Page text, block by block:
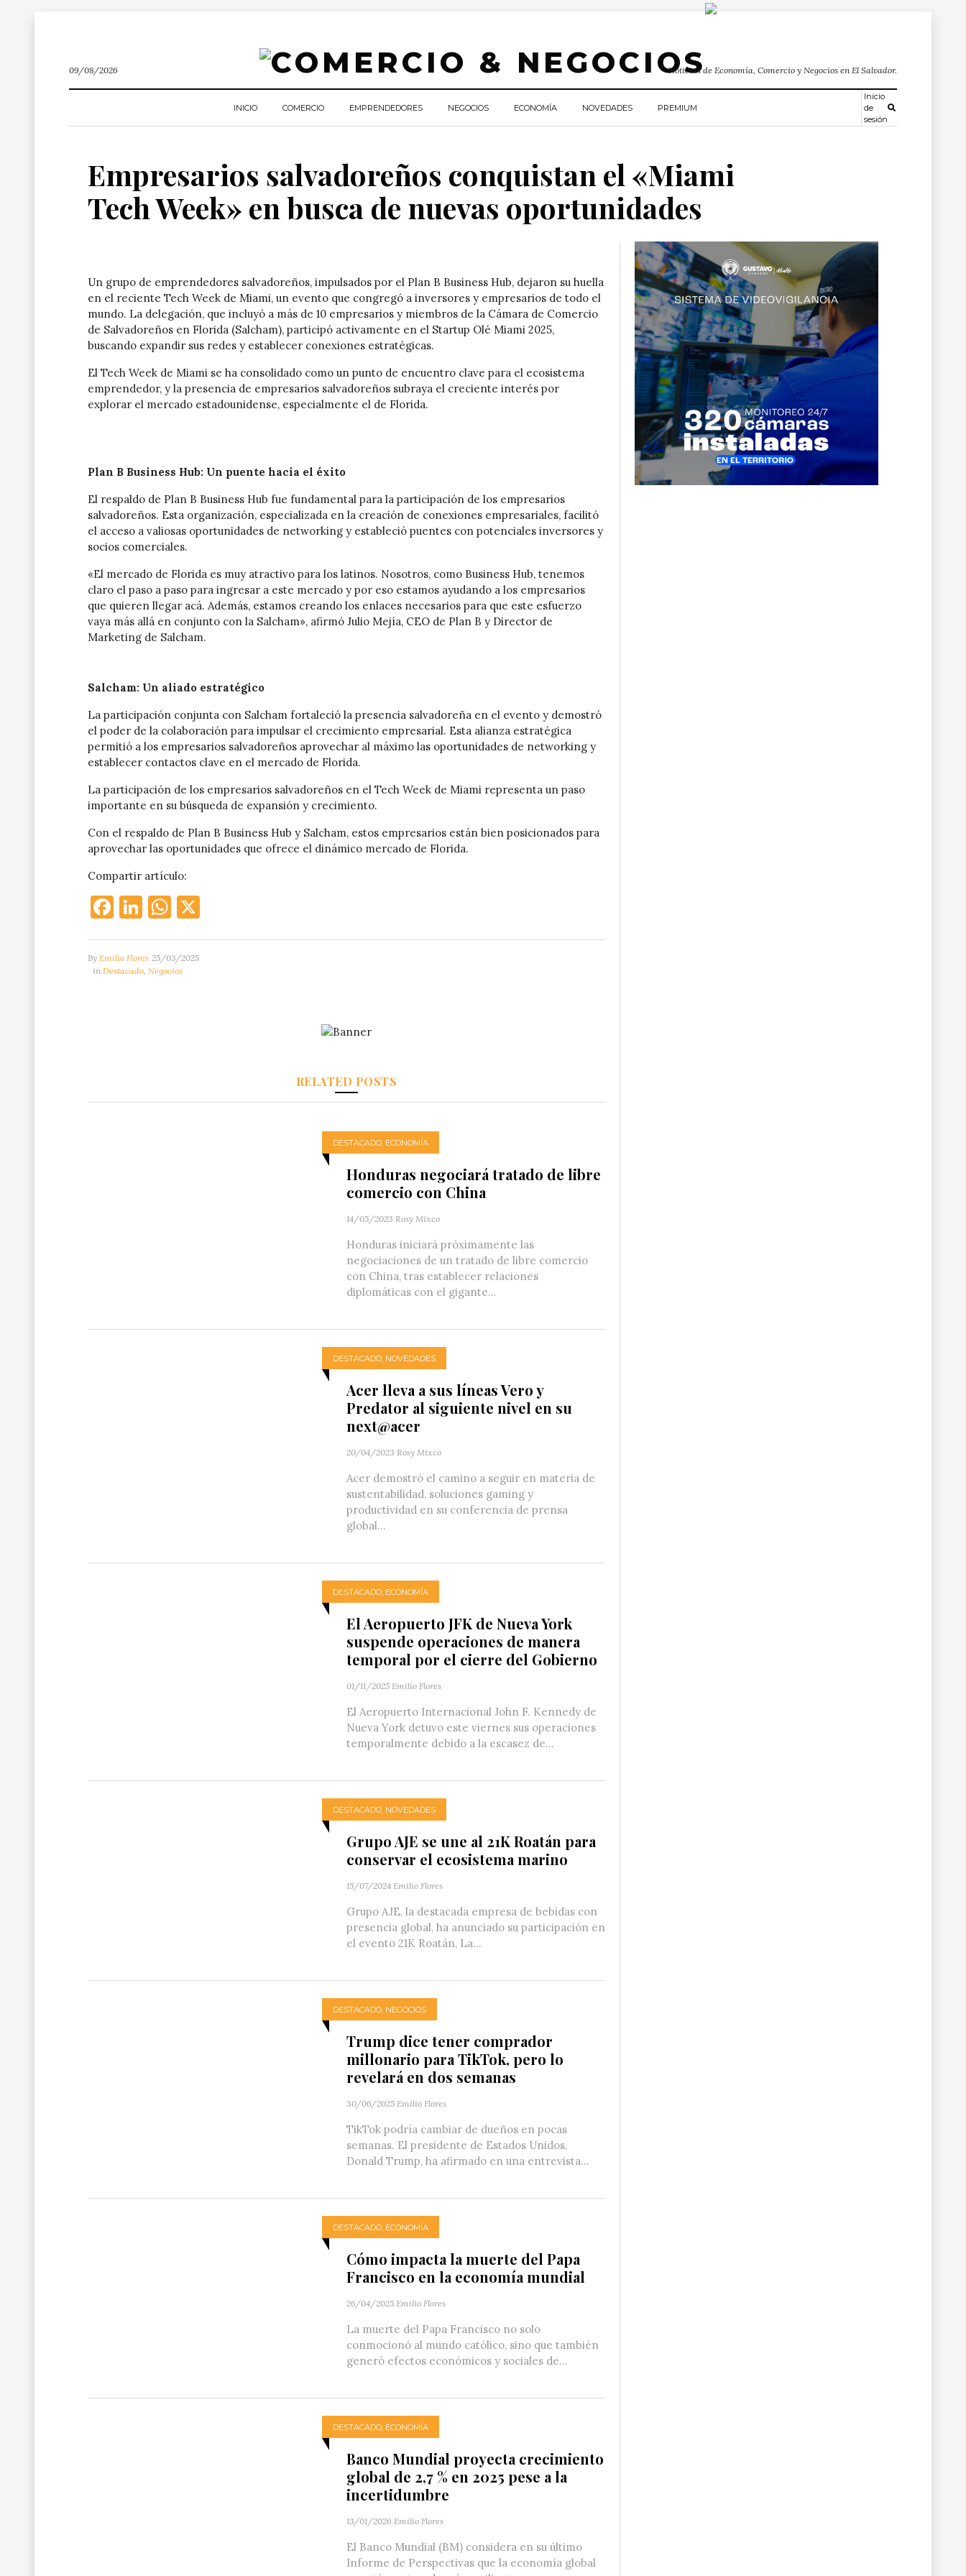
09/08/2026 Noticias de Economía, Comercio y Negocios en El Salvador.
INICIO COMERCIO EMPRENDEDORES NEGOCIOS ECONOMÍA NOVEDADES PREMIUM
Inicio
de
sesión
Empresarios salvadoreños conquistan el «Miami
Tech Week» en busca de nuevas oportunidades
Un grupo de emprendedores salvadoreños, impulsados por el Plan B Business Hub, dejaron su huella
en el reciente Tech Week de Miami, un evento que congregó a inversores y empresarios de todo el
mundo. La delegación, que incluyó a más de 10 empresarios y miembros de la Cámara de Comercio
de Salvadoreños en Florida (Salcham), participó activamente en el Startup Olé Miami 2025,
buscando expandir sus redes y establecer conexiones estratégicas.
El Tech Week de Miami se ha consolidado como un punto de encuentro clave para el ecosistema
emprendedor, y la presencia de empresarios salvadoreños subraya el creciente interés por
explorar el mercado estadounidense, especialmente el de Florida.
Plan B Business Hub: Un puente hacia el éxito
El respaldo de Plan B Business Hub fue fundamental para la participación de los empresarios
salvadoreños. Esta organización, especializada en la creación de conexiones empresariales, facilitó
el acceso a valiosas oportunidades de networking y estableció puentes con potenciales inversores y
socios comerciales.
«El mercado de Florida es muy atractivo para los latinos. Nosotros, como Business Hub, tenemos
claro el paso a paso para ingresar a este mercado y por eso estamos ayudando a los empresarios
que quieren llegar acá. Además, estamos creando los enlaces necesarios para que este esfuerzo
vaya más allá en conjunto con la Salcham», afirmó Julio Mejía, CEO de Plan B y Director de
Marketing de Salcham.
Salcham: Un aliado estratégico
La participación conjunta con Salcham fortaleció la presencia salvadoreña en el evento y demostró
el poder de la colaboración para impulsar el crecimiento empresarial. Esta alianza estratégica
permitió a los empresarios salvadoreños aprovechar al máximo las oportunidades de networking y
establecer contactos clave en el mercado de Florida.
La participación de los empresarios salvadoreños en el Tech Week de Miami representa un paso
importante en su búsqueda de expansión y crecimiento.
Con el respaldo de Plan B Business Hub y Salcham, estos empresarios están bien posicionados para
aprovechar las oportunidades que ofrece el dinámico mercado de Florida.
Compartir artículo:
Facebook
LinkedIn
WhatsApp
By Emilio Flores 25/03/2025
in Destacado, Negocios
RELATED POSTS
DESTACADO, ECONOMÍA
Honduras negociará tratado de libre
comercio con China
14/05/2023 Rosy Mixco
Honduras iniciará próximamente las
negociaciones de un tratado de libre comercio
con China, tras establecer relaciones
diplomáticas con el gigante...
DESTACADO, NOVEDADES
Acer lleva a sus líneas Vero y
Predator al siguiente nivel en su
next@acer
20/04/2023 Rosy Mixco
Acer demostró el camino a seguir en materia de
sustentabilidad, soluciones gaming y
productividad en su conferencia de prensa
global...
DESTACADO, ECONOMÍA
El Aeropuerto JFK de Nueva York
suspende operaciones de manera
temporal por el cierre del Gobierno
01/11/2025 Emilio Flores
El Aeropuerto Internacional John F. Kennedy de
Nueva York detuvo este viernes sus operaciones
temporalmente debido a la escasez de...
DESTACADO, NOVEDADES
Grupo AJE se une al 21K Roatán para
conservar el ecosistema marino
15/07/2024 Emilio Flores
Grupo AJE, la destacada empresa de bebidas con
presencia global, ha anunciado su participación en
el evento 21K Roatán, La...
DESTACADO, NEGOCIOS
Trump dice tener comprador
millonario para TikTok, pero lo
revelará en dos semanas
30/06/2025 Emilio Flores
TikTok podría cambiar de dueños en pocas
semanas. El presidente de Estados Unidos,
Donald Trump, ha afirmado en una entrevista...
DESTACADO, ECONOMÍA
Cómo impacta la muerte del Papa
Francisco en la economía mundial
26/04/2025 Emilio Flores
La muerte del Papa Francisco no solo
conmocionó al mundo católico, sino que también
generó efectos económicos y sociales de...
DESTACADO, ECONOMÍA
Banco Mundial proyecta crecimiento
global de 2,7 % en 2025 pese a la
incertidumbre
13/01/2026 Emilio Flores
El Banco Mundial (BM) considera en su último
Informe de Perspectivas que la economía global